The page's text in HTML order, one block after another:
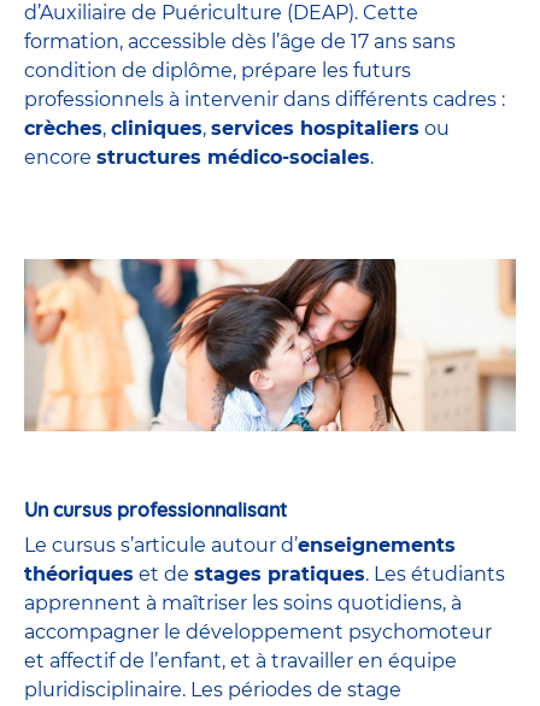
d’Auxiliaire de Puériculture (DEAP). Cette
formation, accessible dès l’âge de 17 ans sans
condition de diplôme, prépare les futurs
professionnels à intervenir dans différents cadres :
crèches, cliniques, services hospitaliers ou
encore structures médico-sociales.
Un cursus professionnalisant
Le cursus s’articule autour d’enseignements
théoriques et de stages pratiques. Les étudiants
apprennent à maîtriser les soins quotidiens, à
accompagner le développement psychomoteur
et affectif de l’enfant, et à travailler en équipe
pluridisciplinaire. Les périodes de stage